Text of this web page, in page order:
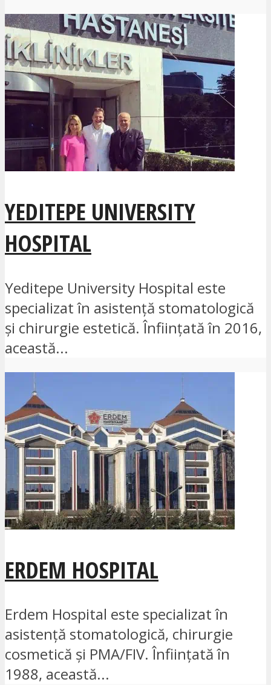
YEDITEPE UNIVERSITY
HOSPITAL
Yeditepe University Hospital este
specializat în asistență stomatologică
și chirurgie estetică. Înființată în 2016,
această...
ERDEM HOSPITAL
Erdem Hospital este specializat în
asistență stomatologică, chirurgie
cosmetică și PMA/FIV. Înființată în
1988, această...